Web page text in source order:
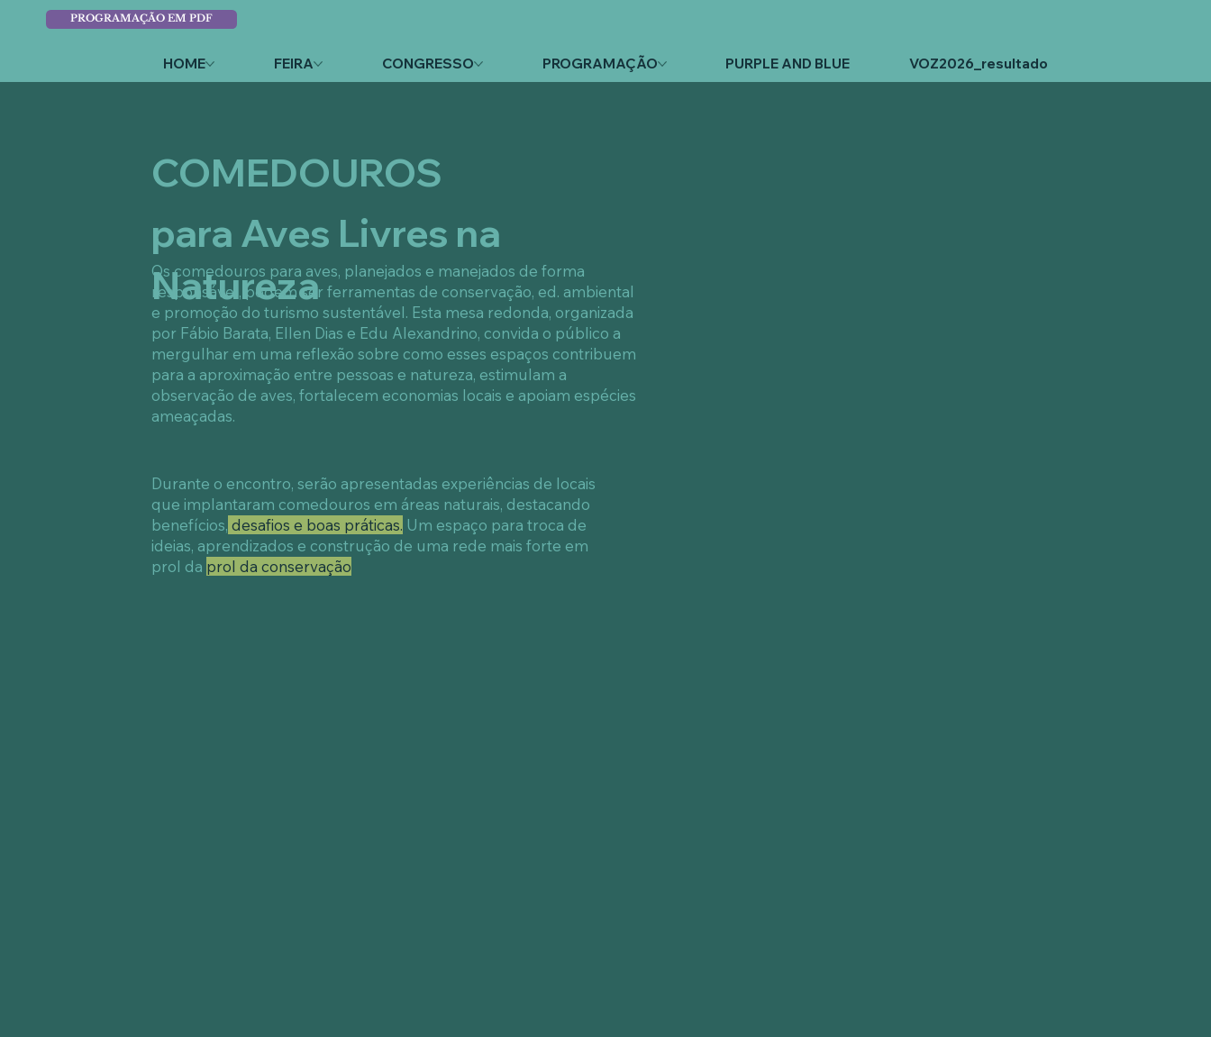
PROGRAMAÇÃO EM PDF
HOME FEIRA CONGRESSO PROGRAMAÇÃO PURPLE AND BLUE VOZ2026_resultado
COMEDOUROS
para Aves Livres na
Natureza
Os comedouros para aves, planejados e manejados de forma
responsável, podem ser ferramentas de conservação, ed. ambiental
e promoção do turismo sustentável. Esta mesa redonda, organizada
por Fábio Barata, Ellen Dias e Edu Alexandrino, convida o público a
mergulhar em uma reflexão sobre como esses espaços contribuem
para a aproximação entre pessoas e natureza, estimulam a
observação de aves, fortalecem economias locais e apoiam espécies
ameaçadas.
Durante o encontro, serão apresentadas experiências de locais
que implantaram comedouros em áreas naturais, destacando
benefícios, desafios e boas práticas. Um espaço para troca de
ideias, aprendizados e construção de uma rede mais forte em
prol da prol da conservação